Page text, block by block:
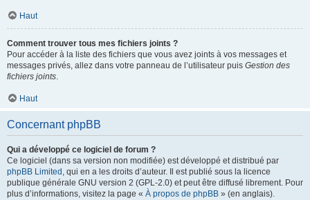
Haut
Comment trouver tous mes fichiers joints ?
Pour accéder à la liste des fichiers que vous avez joints à vos messages et
messages privés, allez dans votre panneau de l’utilisateur puis Gestion des
fichiers joints.
Haut
Concernant phpBB
Qui a développé ce logiciel de forum ?
Ce logiciel (dans sa version non modifiée) est développé et distribué par
phpBB Limited , qui en a les droits d’auteur. Il est publié sous la licence
publique générale GNU version 2 (GPL-2.0) et peut être diffusé librement. Pour
plus d’informations, visitez la page « À propos de phpBB » (en anglais).